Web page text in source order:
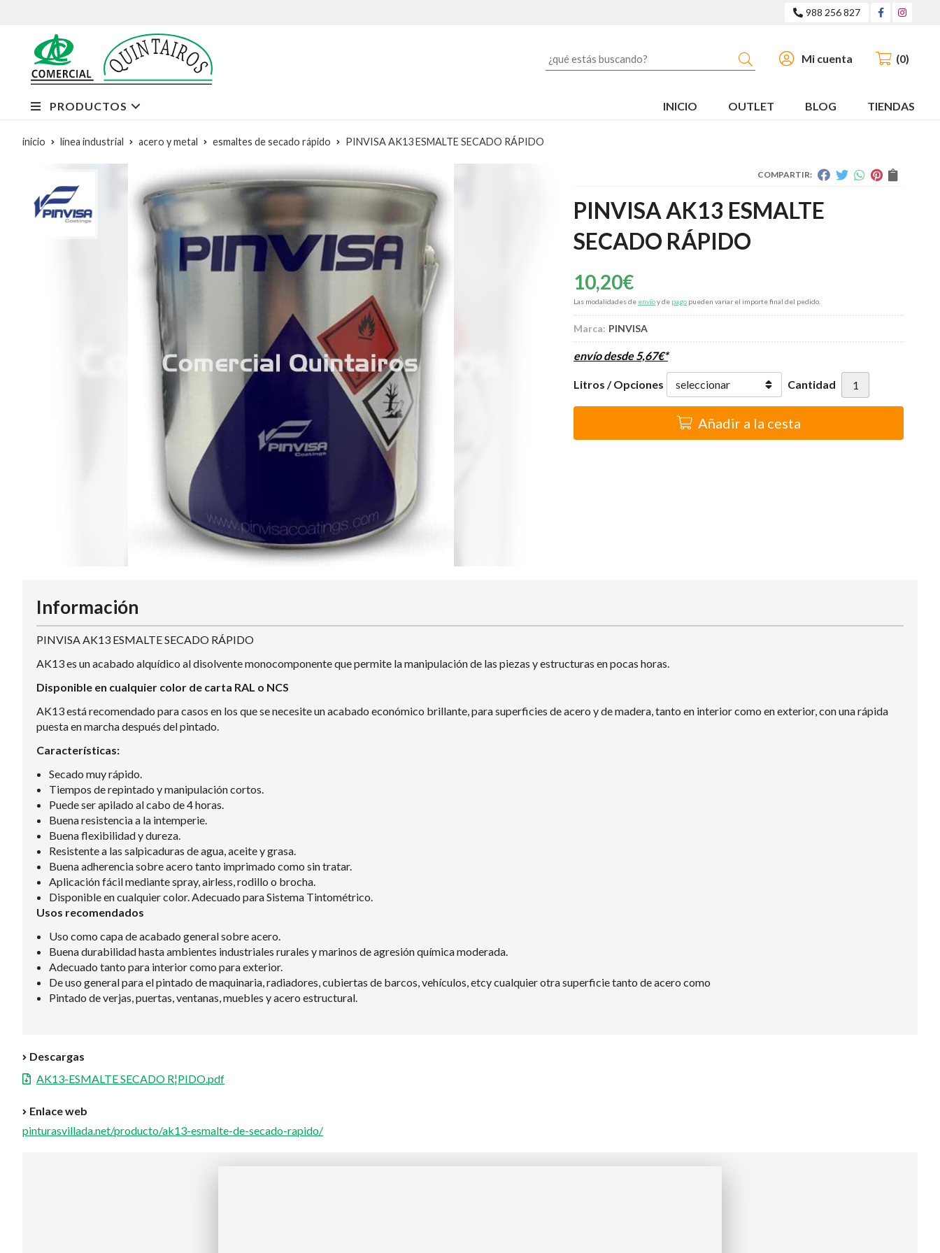
988 256 827
Buscar Mi cuenta 0
PRODUCTOS INICIO OUTLET BLOG TIENDAS
inicio línea industrial acero y metal esmaltes de secado rápido PINVISA AK13 ESMALTE SECADO RÁPIDO
COMPARTIR:
PINVISA AK13 ESMALTE
SECADO RÁPIDO
10,20€
Las modalidades de envíoy de pago pueden variar el importe final del pedido.
Marca: PINVISA
envío desde 5,67€*
Litros / Opciones Cantidad
Añadir a la cesta
Información
PINVISA AK13 ESMALTE SECADO RÁPIDO
AK13 es un acabado alquídico al disolvente monocomponente que permite la manipulación de las piezas y estructuras en pocas horas.
Disponible en cualquier color de carta RAL o NCS
AK13 está recomendado para casos en los que se necesite un acabado económico brillante, para superficies de acero y de madera, tanto en interior como en exterior, con una rápida
puesta en marcha después del pintado.
Características:
Secado muy rápido.
Tiempos de repintado y manipulación cortos.
Puede ser apilado al cabo de 4 horas.
Buena resistencia a la intemperie.
Buena flexibilidad y dureza.
Resistente a las salpicaduras de agua, aceite y grasa.
Buena adherencia sobre acero tanto imprimado como sin tratar.
Aplicación fácil mediante spray, airless, rodillo o brocha.
Disponible en cualquier color. Adecuado para Sistema Tintométrico.
Usos recomendados
Uso como capa de acabado general sobre acero.
Buena durabilidad hasta ambientes industriales rurales y marinos de agresión química moderada.
Adecuado tanto para interior como para exterior.
De uso general para el pintado de maquinaria, radiadores, cubiertas de barcos, vehículos, etcy cualquier otra superficie tanto de acero como
Pintado de verjas, puertas, ventanas, muebles y acero estructural.
Descargas
AK13-ESMALTE SECADO R¦PIDO.pdf
Enlace web
pinturasvillada.net/producto/ak13-esmalte-de-secado-rapido/